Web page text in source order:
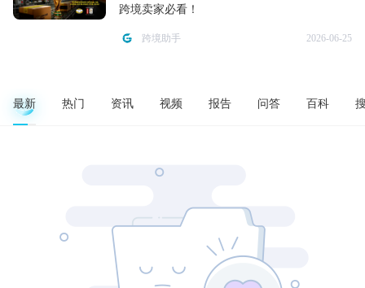
跨境卖家必看！
跨境助手 2026-06-25
最新 热门 资讯 视频 报告 问答 百科